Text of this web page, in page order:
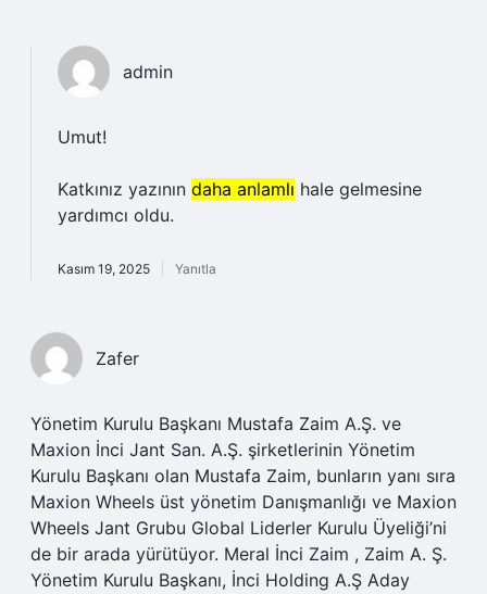
admin
Umut!
Katkınız yazının daha anlamlı hale gelmesine
yardımcı oldu.
Kasım 19, 2025 Yanıtla
Zafer
Yönetim Kurulu Başkanı Mustafa Zaim A.Ş. ve
Maxion İnci Jant San. A.Ş. şirketlerinin Yönetim
Kurulu Başkanı olan Mustafa Zaim, bunların yanı sıra
Maxion Wheels üst yönetim Danışmanlığı ve Maxion
Wheels Jant Grubu Global Liderler Kurulu Üyeliği’ni
de bir arada yürütüyor. Meral İnci Zaim , Zaim A. Ş.
Yönetim Kurulu Başkanı, İnci Holding A.Ş Aday